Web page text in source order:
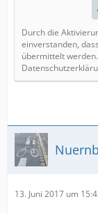
Durch die
einverstanden,
übermittelt
13. Juni 2017 um